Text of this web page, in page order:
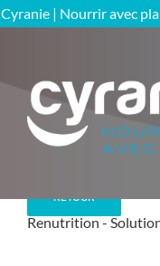
Passer
au
Cyranie | Nourrir avec
RETOUR
Renutrition